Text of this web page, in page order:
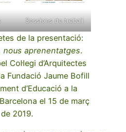
Sessions de treball
de la presentació:
nous aprenentatges.
Col·legi d’Arquitectes
Fundació Jaume Bofill
d’Educació a la
el 15 de març
de 2019.